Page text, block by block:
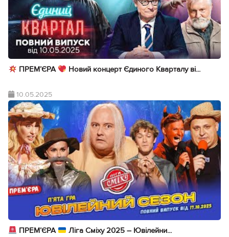
ПРЕМ’ЄРА Новий концерт Єдиного Кварталу ві...
10.05.2025
ПРЕМ’ЄРА Ліга Сміху 2025 – Ювілейни...